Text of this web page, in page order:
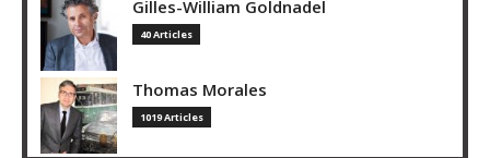
Gilles-William Goldnadel
40 Articles
Thomas Morales
1019 Articles